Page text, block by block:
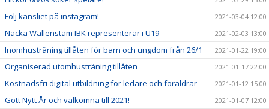
Följ kansliet på instagram! 2021-03-04 12:00
Nacka Wallenstam IBK representerar i U19 2021-02-03 13:00
Inomhusträning tillåten för barn och ungdom från 26/1 2021-01-22 19:00
Organiserad utomhusträning tillåten 2021-01-17 22:00
Kostnadsfri digital utbildning för ledare och föräldrar 2021-01-12 15:00
Gott Nytt År och välkomna till 2021!
2021-01-07 12:00